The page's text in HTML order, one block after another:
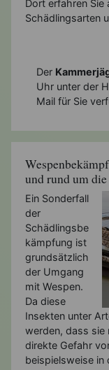
Dort erfahren Sie
Schädlingsarten
Der
Uhr unter der
Mail für Sie
und rund um
Ein Sonderfall
der
Schädlingsbe
kämpfung ist
grundsätzlich
der Umgang
mit Wespen.
Da diese
Insekten unter
werden, dass sie
direkte Gefahr
beispielsweise in